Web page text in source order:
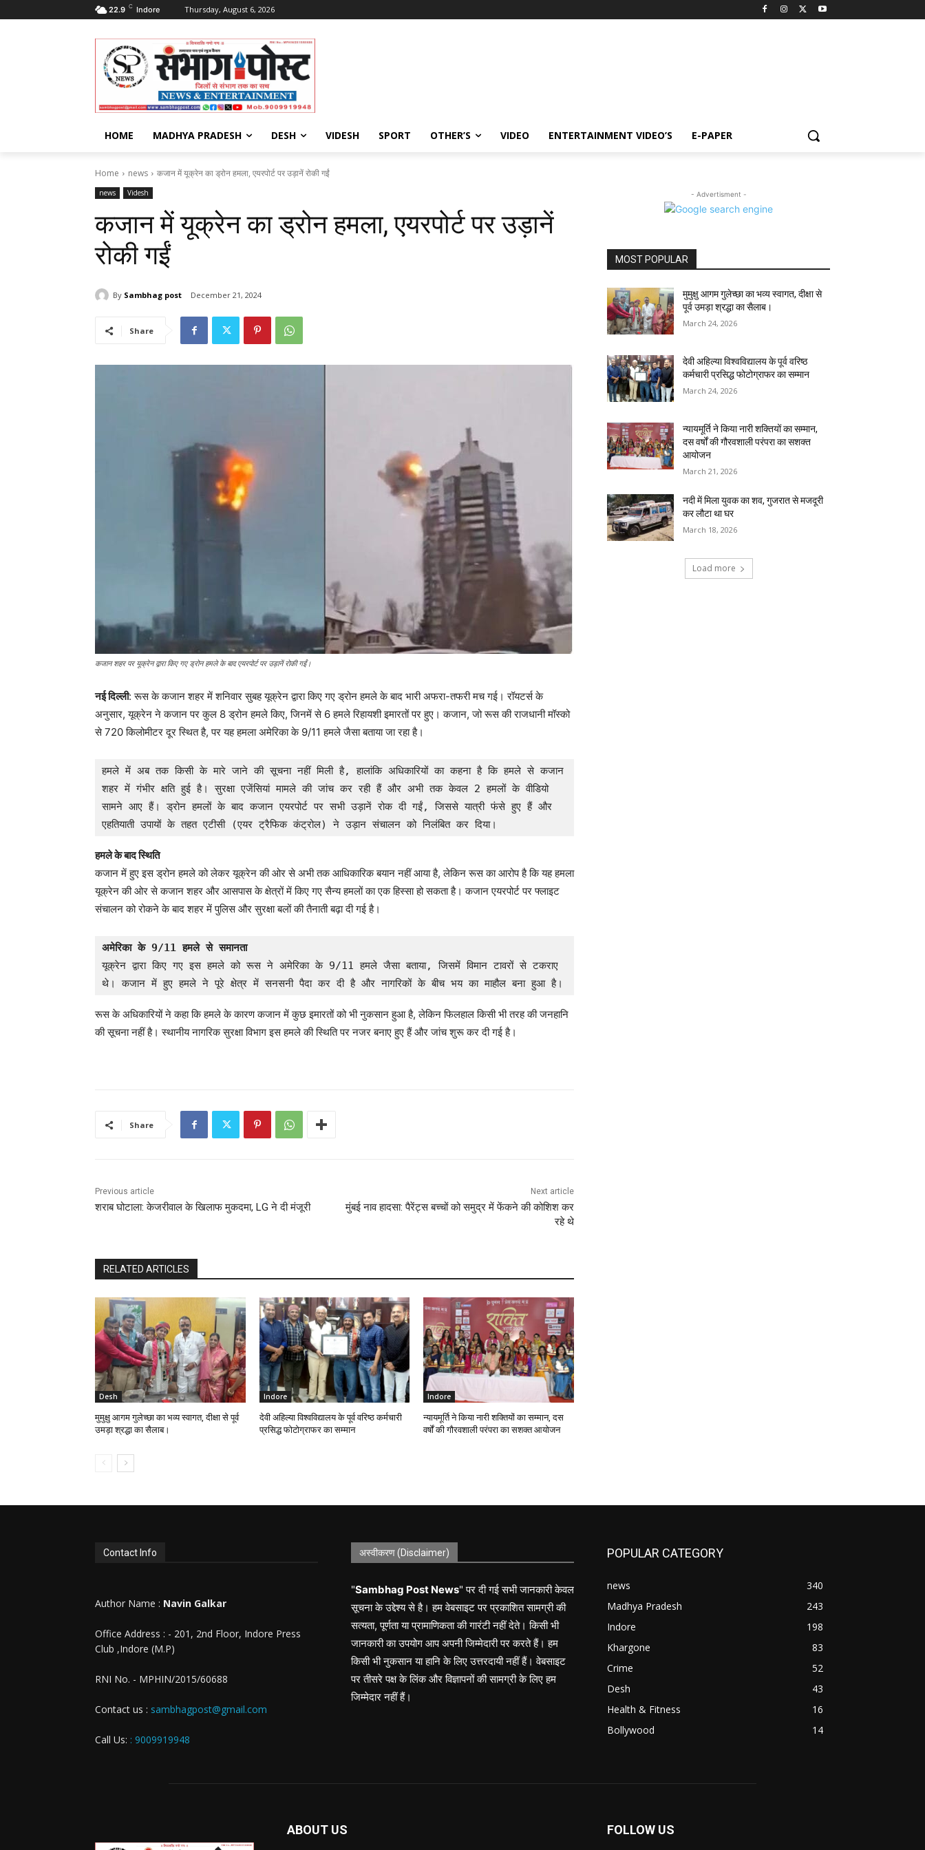
22.9 C Indore Thursday, August 6, 2026
HOME MADHYA PRADESH DESH VIDESH SPORT OTHER’S VIDEO ENTERTAINMENT VIDEO’S E-PAPER
Home news कजान में यूक्रेन का ड्रोन हमला, एयरपोर्ट पर उड़ानें रोकी गईं
news Videsh
कजान में यूक्रेन का ड्रोन हमला, एयरपोर्ट पर उड़ानें
रोकी गईं
By Sambhag post December 21, 2024
Share
कजान शहर पर यूक्रेन द्वारा किए गए ड्रोन हमले के बाद एयरपोर्ट पर उड़ानें रोकी गईं।
नई दिल्ली: रूस के कजान शहर में शनिवार सुबह यूक्रेन द्वारा किए गए ड्रोन हमले के बाद भारी अफरा-तफरी मच गई। रॉयटर्स के
अनुसार, यूक्रेन ने कजान पर कुल 8 ड्रोन हमले किए, जिनमें से 6 हमले रिहायशी इमारतों पर हुए। कजान, जो रूस की राजधानी मॉस्को
से 720 किलोमीटर दूर स्थित है, पर यह हमला अमेरिका के 9/11 हमले जैसा बताया जा रहा है।
हमले में अब तक किसी के मारे जाने की सूचना नहीं मिली है, हालांकि अधिकारियों का कहना है कि हमले से कजान
शहर में गंभीर क्षति हुई है। सुरक्षा एजेंसियां मामले की जांच कर रही हैं और अभी तक केवल 2 हमलों के वीडियो
सामने आए हैं। ड्रोन हमलों के बाद कजान एयरपोर्ट पर सभी उड़ानें रोक दी गईं, जिससे यात्री फंसे हुए हैं और
एहतियाती उपायों के तहत एटीसी (एयर ट्रैफिक कंट्रोल) ने उड़ान संचालन को निलंबित कर दिया।
हमले के बाद स्थिति
कजान में हुए इस ड्रोन हमले को लेकर यूक्रेन की ओर से अभी तक आधिकारिक बयान नहीं आया है, लेकिन रूस का आरोप है कि यह हमला
यूक्रेन की ओर से कजान शहर और आसपास के क्षेत्रों में किए गए सैन्य हमलों का एक हिस्सा हो सकता है। कजान एयरपोर्ट पर फ्लाइट
संचालन को रोकने के बाद शहर में पुलिस और सुरक्षा बलों की तैनाती बढ़ा दी गई है।
अमेरिका के 9/11 हमले से समानता
यूक्रेन द्वारा किए गए इस हमले को रूस ने अमेरिका के 9/11 हमले जैसा बताया, जिसमें विमान टावरों से टकराए
थे। कजान में हुए हमले ने पूरे क्षेत्र में सनसनी पैदा कर दी है और नागरिकों के बीच भय का माहौल बना हुआ है।
रूस के अधिकारियों ने कहा कि हमले के कारण कजान में कुछ इमारतों को भी नुकसान हुआ है, लेकिन फिलहाल किसी भी तरह की जनहानि
की सूचना नहीं है। स्थानीय नागरिक सुरक्षा विभाग इस हमले की स्थिति पर नजर बनाए हुए हैं और जांच शुरू कर दी गई है।
Share
Previous article
शराब घोटाला: केजरीवाल के खिलाफ मुकदमा, LG ने दी मंजूरी
Next article
मुंबई नाव हादसा: पैरेंट्स बच्चों को समुद्र में फेंकने की कोशिश कर
रहे थे
RELATED ARTICLES
Desh
मुमुक्षु आगम गुलेच्छा का भव्य स्वागत, दीक्षा से पूर्व
उमड़ा श्रद्धा का सैलाब।
Indore
देवी अहिल्या विश्वविद्यालय के पूर्व वरिष्ठ कर्मचारी
प्रसिद्ध फोटोग्राफर का सम्मान
Indore
न्यायमूर्ति ने किया नारी शक्तियों का सम्मान, दस
वर्षों की गौरवशाली परंपरा का सशक्त आयोजन
- Advertisment -
MOST POPULAR
मुमुक्षु आगम गुलेच्छा का भव्य स्वागत, दीक्षा से
पूर्व उमड़ा श्रद्धा का सैलाब।
March 24, 2026
देवी अहिल्या विश्वविद्यालय के पूर्व वरिष्ठ
कर्मचारी प्रसिद्ध फोटोग्राफर का सम्मान
March 24, 2026
न्यायमूर्ति ने किया नारी शक्तियों का सम्मान,
दस वर्षों की गौरवशाली परंपरा का सशक्त
आयोजन
March 21, 2026
नदी में मिला युवक का शव, गुजरात से मजदूरी
कर लौटा था घर
March 18, 2026
Load more
Contact Info
Author Name : Navin Galkar
Office Address : - 201, 2nd Floor, Indore Press
Club ,Indore (M.P)
RNI No. - MPHIN/2015/60688
Contact us : sambhagpost@gmail.com
Call Us: : 9009919948
अस्वीकरण (Disclaimer)
"Sambhag Post News" पर दी गई सभी जानकारी केवल
सूचना के उद्देश्य से है। हम वेबसाइट पर प्रकाशित सामग्री की
सत्यता, पूर्णता या प्रामाणिकता की गारंटी नहीं देते। किसी भी
जानकारी का उपयोग आप अपनी जिम्मेदारी पर करते हैं। हम
किसी भी नुकसान या हानि के लिए उत्तरदायी नहीं हैं। वेबसाइट
पर तीसरे पक्ष के लिंक और विज्ञापनों की सामग्री के लिए हम
जिम्मेदार नहीं हैं।
POPULAR CATEGORY
news
340
Madhya Pradesh
243
Indore
198
Khargone
83
Crime
52
Desh
43
Health & Fitness
16
Bollywood
14
ABOUT US FOLLOW US